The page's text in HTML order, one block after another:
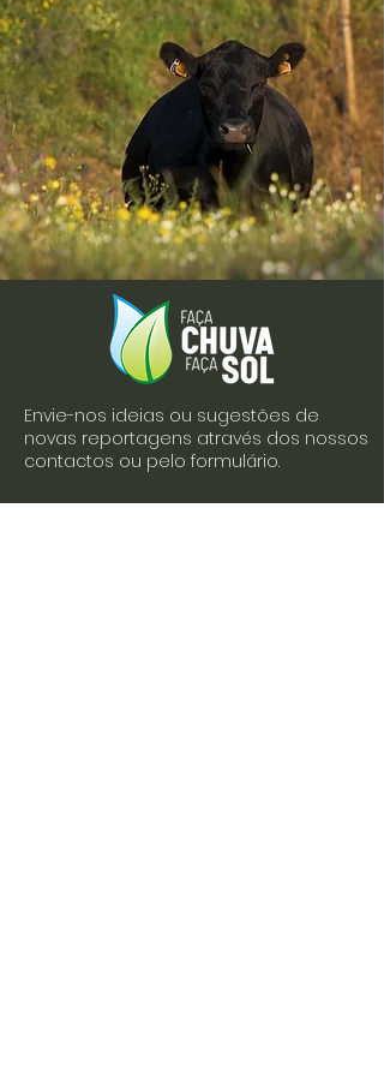
Envie-nos ideias ou sugestões de
novas reportagens através dos nossos
contactos ou pelo formulário.